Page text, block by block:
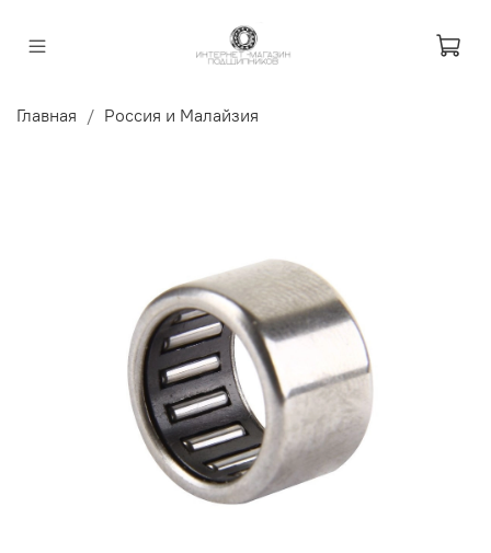
Главная Россия и Малайзия